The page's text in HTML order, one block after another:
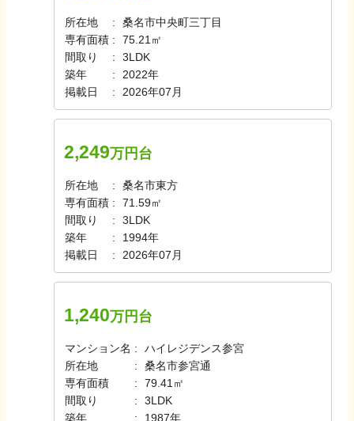
所在地
桑名市中央町三丁目
専有面積
75.21㎡
間取り
3LDK
築年
2022年
掲載日
2026年07月
2,249万円台
所在地
桑名市東方
専有面積
71.59㎡
間取り
3LDK
築年
1994年
掲載日
2026年07月
1,240万円台
マンション名
ハイレジデンス参宮
所在地
桑名市参宮通
専有面積
79.41㎡
間取り
3LDK
築年
1987年